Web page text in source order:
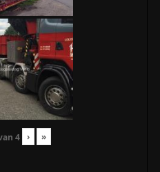
4 › »